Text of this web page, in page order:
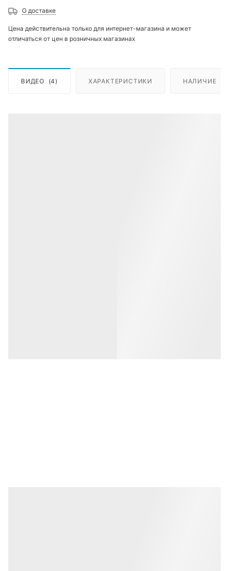
О доставке
Цена действительна только для интернет-магазина и может
отличаться от цен в розничных магазинах
ВИДЕО (4) ХАРАКТЕРИСТИКИ НАЛИЧИЕ